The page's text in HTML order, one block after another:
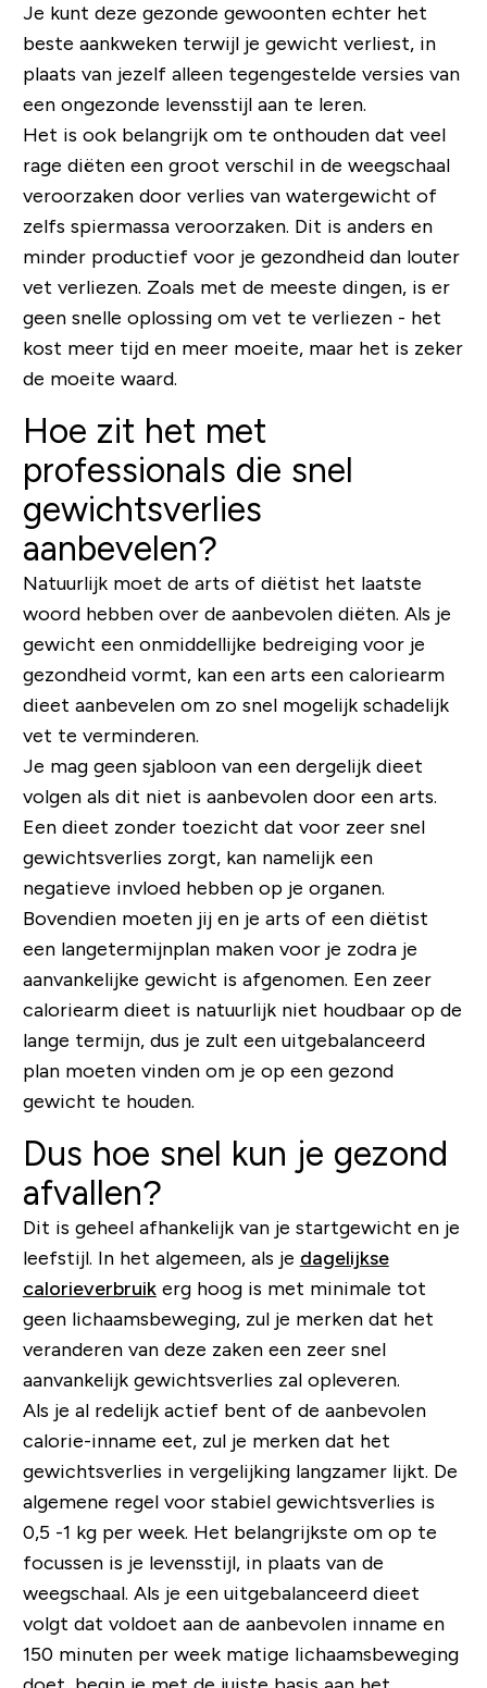
Je kunt deze gezonde gewoonten echter het
beste aankweken terwijl je gewicht verliest, in
plaats van jezelf alleen tegengestelde versies van
een ongezonde levensstijl aan te leren.
Het is ook belangrijk om te onthouden dat veel
rage diëten een groot verschil in de weegschaal
veroorzaken door verlies van watergewicht of
zelfs spiermassa veroorzaken. Dit is anders en
minder productief voor je gezondheid dan louter
vet verliezen. Zoals met de meeste dingen, is er
geen snelle oplossing om vet te verliezen - het
kost meer tijd en meer moeite, maar het is zeker
de moeite waard.
Hoe zit het met
professionals die snel
gewichtsverlies
aanbevelen?
Natuurlijk moet de arts of diëtist het laatste
woord hebben over de aanbevolen diëten. Als je
gewicht een onmiddellijke bedreiging voor je
gezondheid vormt, kan een arts een caloriearm
dieet aanbevelen om zo snel mogelijk schadelijk
vet te verminderen.
Je mag geen sjabloon van een dergelijk dieet
volgen als dit niet is aanbevolen door een arts.
Een dieet zonder toezicht dat voor zeer snel
gewichtsverlies zorgt, kan namelijk een
negatieve invloed hebben op je organen.
Bovendien moeten jij en je arts of een diëtist
een langetermijnplan maken voor je zodra je
aanvankelijke gewicht is afgenomen. Een zeer
caloriearm dieet is natuurlijk niet houdbaar op de
lange termijn, dus je zult een uitgebalanceerd
plan moeten vinden om je op een gezond
gewicht te houden.
Dus hoe snel kun je gezond
afvallen?
Dit is geheel afhankelijk van je startgewicht en je
leefstijl. In het algemeen, als je dagelijkse
calorieverbruikerg hoog is met minimale tot
geen lichaamsbeweging, zul je merken dat het
veranderen van deze zaken een zeer snel
aanvankelijk gewichtsverlies zal opleveren.
Als je al redelijk actief bent of de aanbevolen
calorie-inname eet, zul je merken dat het
gewichtsverlies in vergelijking langzamer lijkt. De
algemene regel voor stabiel gewichtsverlies is
0,5 -1 kg per week. Het belangrijkste om op te
focussen is je levensstijl, in plaats van de
weegschaal. Als je een uitgebalanceerd dieet
volgt dat voldoet aan de aanbevolen inname en
150 minuten per week matige lichaamsbeweging